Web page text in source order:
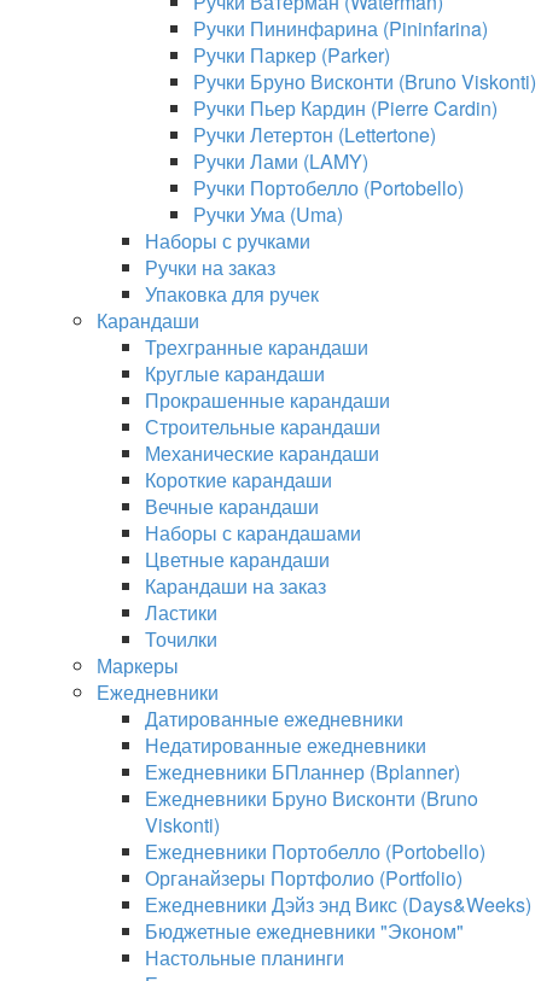
Ручки Пининфарина (Pininfarina)
Ручки Паркер (Parker)
Ручки Бруно Висконти (Bruno Viskonti)
Ручки Пьер Кардин (Pierre Cardin)
Ручки Летертон (Lettertone)
Ручки Лами (LAMY)
Ручки Портобелло (Portobello)
Ручки Ума (Uma)
Наборы с ручками
Ручки на заказ
Упаковка для ручек
Карандаши
Трехгранные карандаши
Круглые карандаши
Прокрашенные карандаши
Строительные карандаши
Механические карандаши
Короткие карандаши
Вечные карандаши
Наборы с карандашами
Цветные карандаши
Карандаши на заказ
Ластики
Точилки
Маркеры
Ежедневники
Датированные ежедневники
Недатированные ежедневники
Ежедневники БПланнер (Bplanner)
Ежедневники Бруно Висконти (Bruno
Viskonti)
Ежедневники Портобелло (Portobello)
Органайзеры Портфолио (Portfolio)
Ежедневники Дэйз энд Викс (Days&Weeks)
Бюджетные ежедневники "Эконом"
Настольные планинги